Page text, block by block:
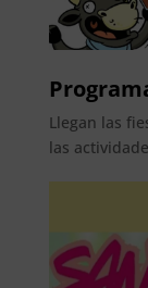
Llegan las
las